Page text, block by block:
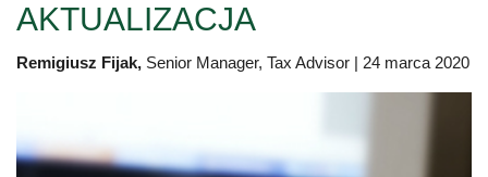
AKTUALIZACJA
Remigiusz Fijak, Senior Manager, Tax Advisor | 24 marca 2020